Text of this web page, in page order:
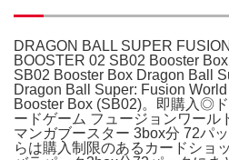
DRAGON BALL SUPER
BOOSTER 02 SB02 Booster
SB02 Booster Box Dragon Ball
Dragon Ball Super: Fusion
Booster Box (SB02)。即購入◎
ードゲーム フュージョンワール
マンガブースター 3box分 72パ
らは購入制限のあるカードショ